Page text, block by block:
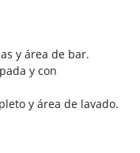
y área de bar.
y con
y área de lavado.